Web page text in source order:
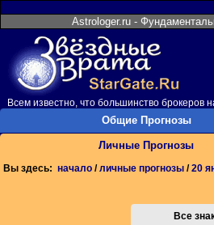
Astrologer.ru -
Всем известно, что большинство
Общие Прогнозы
Личные Прогнозы
Вы здесь: начало /личные прогнозы /20
Все